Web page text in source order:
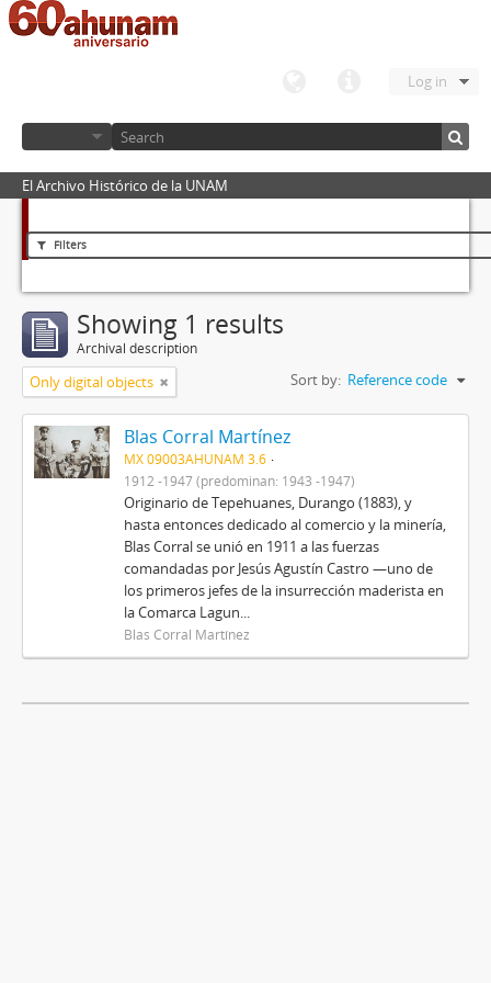
Log in
El Archivo Histórico de la UNAM
Filters
Showing 1 results
Archival description
Only digital objects Sort by: Reference code
Blas Corral Martínez
MX 09003AHUNAM 3.6
1912 -1947 (predominan: 1943 -1947)
Originario de Tepehuanes, Durango (1883), y
hasta entonces dedicado al comercio y la minería,
Blas Corral se unió en 1911 a las fuerzas
comandadas por Jesús Agustín Castro —uno de
los primeros jefes de la insurrección maderista en
la Comarca Lagun...
Blas Corral Martínez